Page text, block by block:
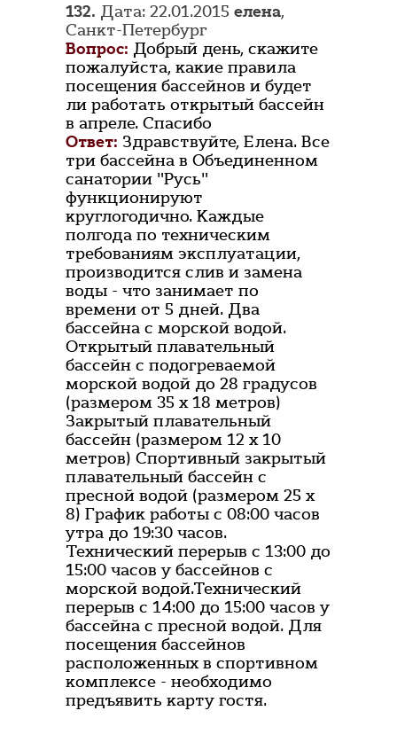
132. Дата: 22.01.2015 елена,
Санкт-Петербург
Вопрос: Добрый день, скажите
пожалуйста, какие правила
посещения бассейнов и будет
ли работать открытый бассейн
в апреле. Спасибо
Ответ: Здравствуйте, Елена. Все
три бассейна в Объединенном
санатории "Русь"
функционируют
круглогодично. Каждые
полгода по техническим
требованиям эксплуатации,
производится слив и замена
воды - что занимает по
времени от 5 дней. Два
бассейна с морской водой.
Открытый плавательный
бассейн с подогреваемой
морской водой до 28 градусов
(размером 35 x 18 метров)
Закрытый плавательный
бассейн (размером 12 x 10
метров) Спортивный закрытый
плавательный бассейн с
пресной водой (размером 25 x
8) График работы с 08:00 часов
утра до 19:30 часов.
Технический перерыв с 13:00 до
15:00 часов у бассейнов с
морской водой.Технический
перерыв с 14:00 до 15:00 часов у
бассейна с пресной водой. Для
посещения бассейнов
расположенных в спортивном
комплексе - необходимо
предъявить карту гостя.